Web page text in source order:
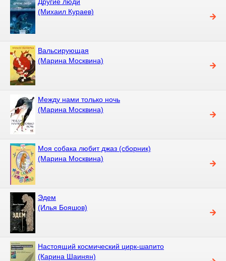
(Михаил Кураев)
Вальсирующая
(Марина Москвина)
Между нами только ночь
(Марина Москвина)
Моя собака любит джаз (сборник)
(Марина Москвина)
Эдем
(Илья Бояшов)
Настоящий космический цирк-шапито
(Карина Шаинян)